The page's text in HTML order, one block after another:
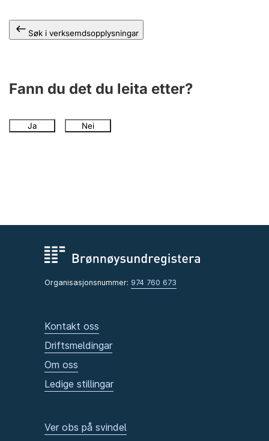
Søk i verksemdsopplysningar
Fann du det du leita etter?
Ja Nei
Organisasjonsnummer: 974 760 673
Kontakt oss
Driftsmeldingar
Om oss
Ledige stillingar
Ver obs på svindel